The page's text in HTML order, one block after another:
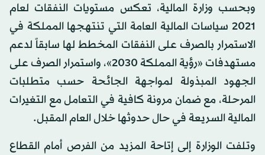
وبحسب وزارة المالية، تعكس مستويات النفقات لعام
2021 سياسات المالية العامة التي تنتهجها المملكة في
الاستمرار بالصرف على النفقات المخطط لها سابقاً لدعم
مستهدفات «رؤية المملكة 2030»، واستمرار الصرف على
الجهود المبذولة لمواجهة الجائحة حسب متطلبات
المرحلة، مع ضمان مرونة كافية في التعامل مع التغيرات
المالية السريعة في حال حدوثها خلال العام المقبل.
وتلفت الوزارة إلى إتاحة المزيد من الفرص أمام القطاع